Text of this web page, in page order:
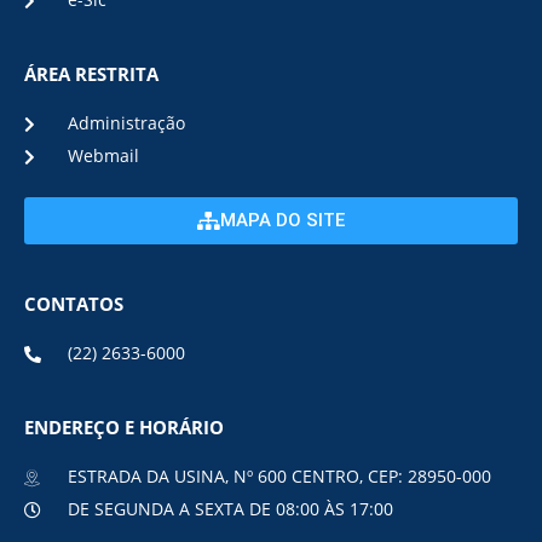
ÁREA RESTRITA
Administração
Webmail
MAPA DO SITE
CONTATOS
(22) 2633-6000
ENDEREÇO E HORÁRIO
ESTRADA DA USINA, Nº 600 CENTRO, CEP: 28950-000
DE SEGUNDA A SEXTA DE 08:00 ÀS 17:00